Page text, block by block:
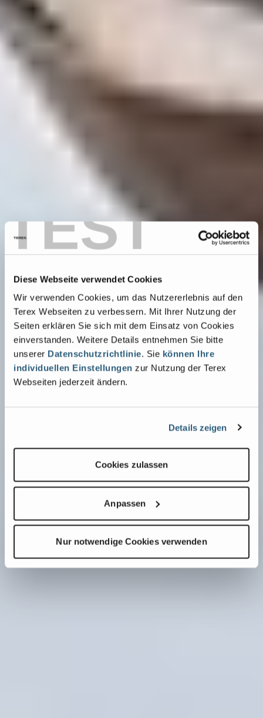
TEST
Diese Webseite verwendet Cookies
Wir verwenden Cookies, um das Nutzererlebnis auf den
Terex Webseiten zu verbessern. Mit Ihrer Nutzung der
Seiten erklären Sie sich mit dem Einsatz von Cookies
einverstanden. Weitere Details entnehmen Sie bitte
unserer Datenschutzrichtlinie. Sie können Ihre
individuellen Einstellungen zur Nutzung der Terex
Webseiten jederzeit ändern.
Details zeigen
Cookies zulassen
Anpassen
Nur notwendige Cookies verwenden